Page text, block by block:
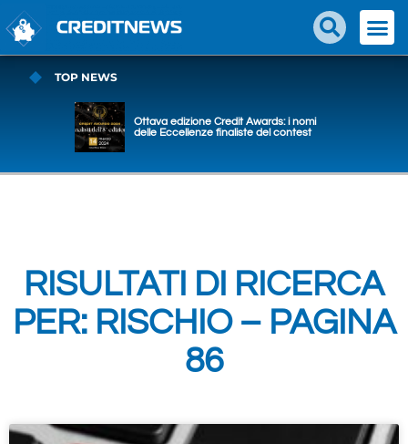
TOP NEWS
Ottava edizione Credit Awards: i nomi
delle Eccellenze finaliste del contest
RISULTATI DI RICERCA
PER: RISCHIO – PAGINA
86